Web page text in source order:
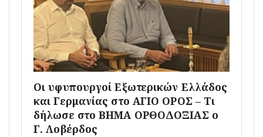
Οι υφυπουργοί Εξωτερικών Ελλάδος
και Γερμανίας στο ΑΓΙΟ ΟΡΟΣ – Τι
δήλωσε στο ΒΗΜΑ ΟΡΘΟΔΟΞΙΑΣ ο
Γ. Λοβέρδος